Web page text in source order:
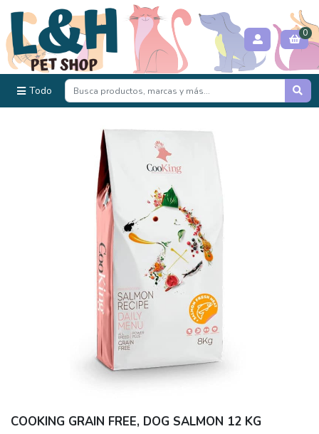
Todo
0
COOKING GRAIN FREE, DOG SALMON 12 KG